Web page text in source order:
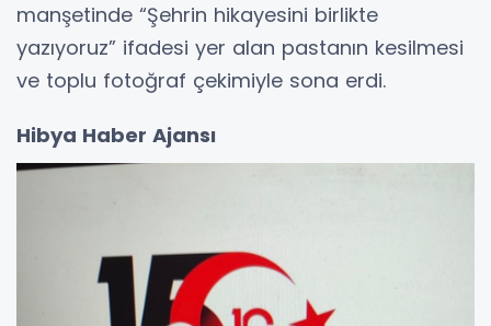
manşetinde “Şehrin hikayesini birlikte
yazıyoruz” ifadesi yer alan pastanın kesilmesi
ve toplu fotoğraf çekimiyle sona erdi.
Hibya Haber Ajansı